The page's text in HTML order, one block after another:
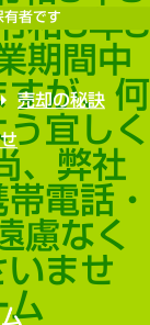
和5年8
期間中
すが、何
宜しく
、弊社
電話・
慮なく
ませ
有者です
売却の秘訣